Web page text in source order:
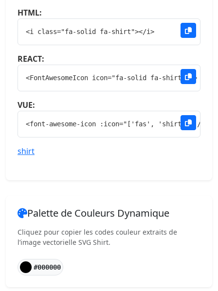
HTML:
<i class="fa-solid fa-shirt"></i>
REACT:
<FontAwesomeIcon icon="fa-solid fa-shirt" />
VUE:
<font-awesome-icon :icon="['fas', 'shirt']" />
shirt
Palette de Couleurs Dynamique
Cliquez pour copier les codes couleur extraits de
l’image vectorielle SVG Shirt.
#000000